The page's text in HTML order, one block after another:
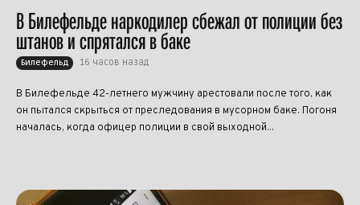
В Билефельде наркодилер сбежал от полиции без
штанов и спрятался в баке
Билефельд 16 часов назад
В Билефельде 42-летнего мужчину арестовали после того, как
он пытался скрыться от преследования в мусорном баке. Погоня
началась, когда офицер полиции в свой выходной...